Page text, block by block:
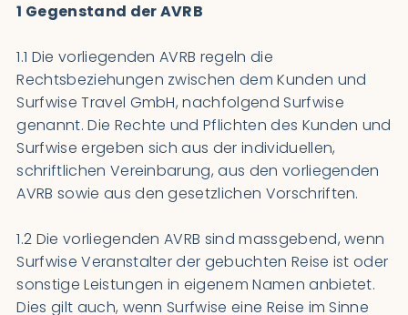
1 Gegenstand der AVRB
1.1 Die vorliegenden AVRB regeln die
Rechtsbeziehungen zwischen dem Kunden und
Surfwise Travel GmbH, nachfolgend Surfwise
genannt. Die Rechte und Pflichten des Kunden und
Surfwise ergeben sich aus der individuellen,
schriftlichen Vereinbarung, aus den vorliegenden
AVRB sowie aus den gesetzlichen Vorschriften.
1.2 Die vorliegenden AVRB sind massgebend, wenn
Surfwise Veranstalter der gebuchten Reise ist oder
sonstige Leistungen in eigenem Namen anbietet.
Dies gilt auch, wenn Surfwise eine Reise im Sinne